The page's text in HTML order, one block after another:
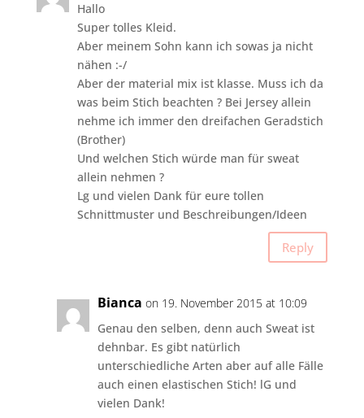
Hallo
Super tolles Kleid.
Aber meinem Sohn kann ich sowas ja nicht
nähen :-/
Aber der material mix ist klasse. Muss ich da
was beim Stich beachten ? Bei Jersey allein
nehme ich immer den dreifachen Geradstich
(Brother)
Und welchen Stich würde man für sweat
allein nehmen ?
Lg und vielen Dank für eure tollen
Schnittmuster und Beschreibungen/Ideen
Reply
Bianca on 19. November 2015 at 10:09
Genau den selben, denn auch Sweat ist
dehnbar. Es gibt natürlich
unterschiedliche Arten aber auf alle Fälle
auch einen elastischen Stich! lG und
vielen Dank!